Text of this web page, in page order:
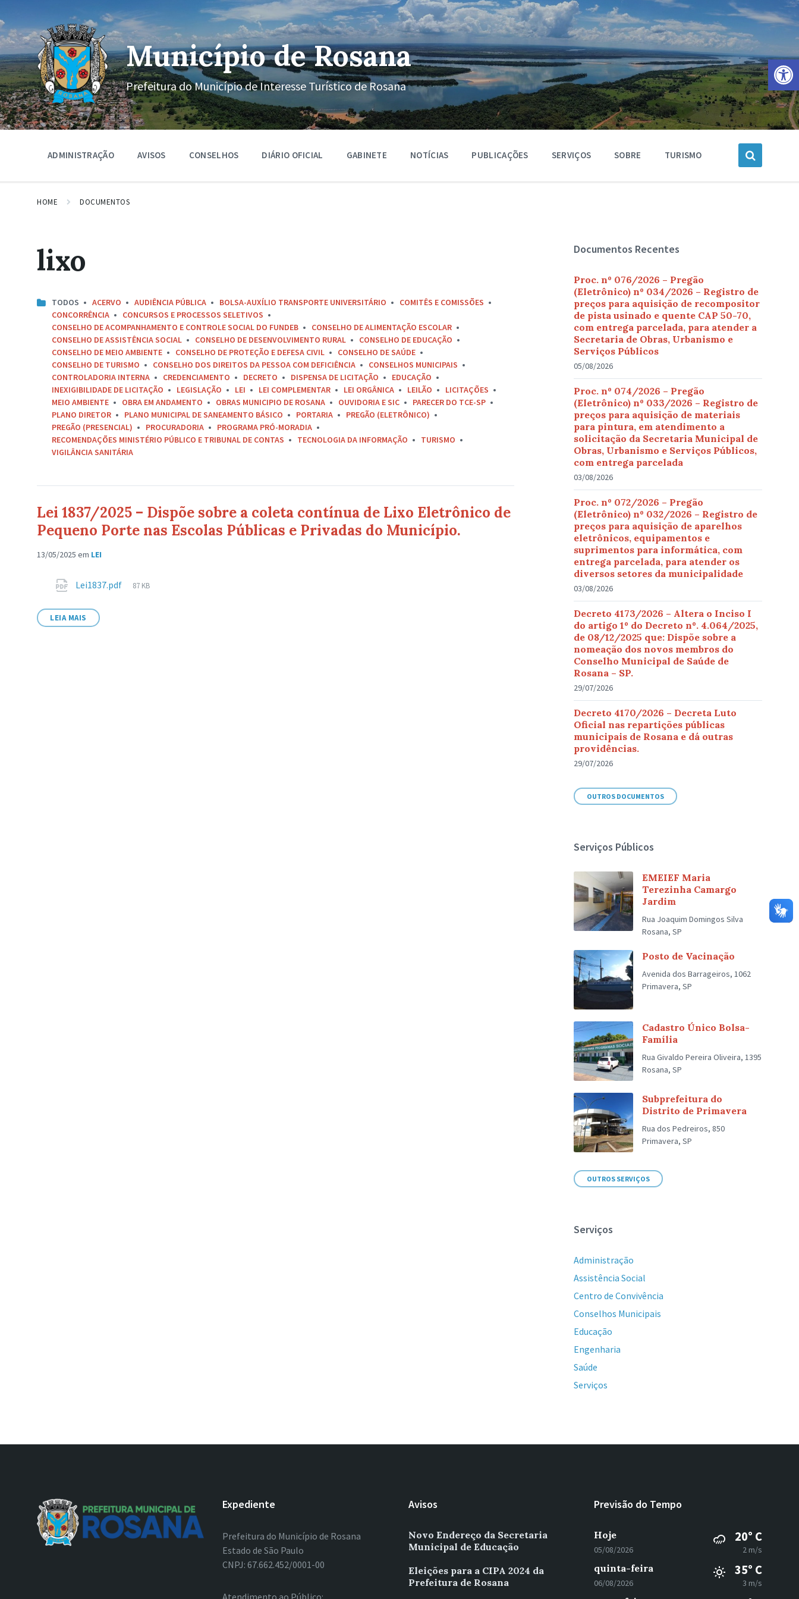
Barra de Ferramentas Aberta
o
conteúdo
a
navegação
principal
o
rodapé
Município de Rosana
Prefeitura do Município de Interesse Turístico de Rosana
ADMINISTRAÇÃO AVISOS CONSELHOS DIÁRIO OFICIAL GABINETE NOTÍCIAS PUBLICAÇÕES SERVIÇOS SOBRE TURISMO
HOME DOCUMENTOS
lixo
TODOS ACERVO AUDIÊNCIA PÚBLICA BOLSA-AUXÍLIO TRANSPORTE UNIVERSITÁRIO
COMITÊS E COMISSÕES
CONCORRÊNCIA
CONCURSOS E PROCESSOS SELETIVOS
CONSELHO DE ACOMPANHAMENTO E CONTROLE SOCIAL DO FUNDEB
CONSELHO DE ALIMENTAÇÃO ESCOLAR
CONSELHO DE ASSISTÊNCIA SOCIAL
CONSELHO DE DESENVOLVIMENTO RURAL
CONSELHO DE EDUCAÇÃO
CONSELHO DE MEIO AMBIENTE
CONSELHO DE PROTEÇÃO E DEFESA CIVIL
CONSELHO DE SAÚDE
CONSELHO DE TURISMO
CONSELHO DOS DIREITOS DA PESSOA COM DEFICIÊNCIA
CONSELHOS MUNICIPAIS
CONTROLADORIA INTERNA
CREDENCIAMENTO DECRETO DISPENSA DE LICITAÇÃO
EDUCAÇÃO
INEXIGIBILIDADE DE LICITAÇÃO
LEGISLAÇÃO LEI LEI COMPLEMENTAR LEI ORGÂNICA LEILÃO
LICITAÇÕES
MEIO AMBIENTE
OBRA EM ANDAMENTO OBRAS MUNICIPIO DE ROSANA OUVIDORIA E SIC
PARECER DO TCE-SP
PLANO DIRETOR
PLANO MUNICIPAL DE SANEAMENTO BÁSICO PORTARIA
PREGÃO (ELETRÔNICO)
PREGÃO (PRESENCIAL)
PROCURADORIA
PROGRAMA PRÓ-MORADIA
RECOMENDAÇÕES MINISTÉRIO PÚBLICO E TRIBUNAL DE CONTAS
TECNOLOGIA DA INFORMAÇÃO
TURISMO
VIGILÂNCIA SANITÁRIA
Lei 1837/2025 – Dispõe sobre a coleta contínua de Lixo Eletrônico de
Pequeno Porte nas Escolas Públicas e Privadas do Município.
13/05/2025 em LEI
AnexosLei1837.pdf
Tamanho
87 KB
LEIA MAIS
Documentos Recentes
Proc. nº 076/2026 – Pregão
(Eletrônico) nº 034/2026 – Registro de
preços para aquisição de recompositor
de pista usinado e quente CAP 50-70,
com entrega parcelada, para atender a
Secretaria de Obras, Urbanismo e
Serviços Públicos
05/08/2026
Proc. nº 074/2026 – Pregão
(Eletrônico) nº 033/2026 – Registro de
preços para aquisição de materiais
para pintura, em atendimento a
solicitação da Secretaria Municipal de
Obras, Urbanismo e Serviços Públicos,
com entrega parcelada
03/08/2026
Proc. nº 072/2026 – Pregão
(Eletrônico) nº 032/2026 – Registro de
preços para aquisição de aparelhos
eletrônicos, equipamentos e
suprimentos para informática, com
entrega parcelada, para atender os
diversos setores da municipalidade
03/08/2026
Decreto 4173/2026 – Altera o Inciso I
do artigo 1º do Decreto nº. 4.064/2025,
de 08/12/2025 que: Dispõe sobre a
nomeação dos novos membros do
Conselho Municipal de Saúde de
Rosana – SP.
29/07/2026
Decreto 4170/2026 – Decreta Luto
Oficial nas repartições públicas
municipais de Rosana e dá outras
providências.
29/07/2026
OUTROS DOCUMENTOS
Serviços Públicos
EMEIEF Maria
Terezinha Camargo
Jardim
Rua Joaquim Domingos Silva
Rosana, SP
Posto de Vacinação
Avenida dos Barrageiros, 1062
Primavera, SP
Cadastro Único Bolsa-
Família
Rua Givaldo Pereira Oliveira, 1395
Rosana, SP
Subprefeitura do
Distrito de Primavera
Rua dos Pedreiros, 850
Primavera, SP
OUTROS SERVIÇOS
Serviços
Administração
Assistência Social
Centro de Convivência
Conselhos Municipais
Educação
Engenharia
Saúde
Serviços
Expediente
Prefeitura do Município de Rosana
Estado de São Paulo
CNPJ: 67.662.452/0001-00
Atendimento ao Público:
Avisos
Novo Endereço da Secretaria
Municipal de Educação
Eleições para a CIPA 2024 da
Prefeitura de Rosana
Previsão do Tempo
Hoje
05/08/2026
20° C
2 m/s
quinta-feira
06/08/2026
35° C
3 m/s